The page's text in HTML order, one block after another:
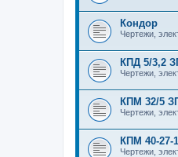
Кондор
Чертежи,
КПД 5/3,2
Чертежи,
КПМ 32/5
Чертежи,
КПМ 40-27-
Чертежи,